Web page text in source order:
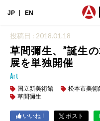
JP EN
投稿日 : 2018.01.18
草間彌生、”誕生
展を単独開催
Art
国立新美術館
松本市美術
草間彌生
いいね ! ポスト